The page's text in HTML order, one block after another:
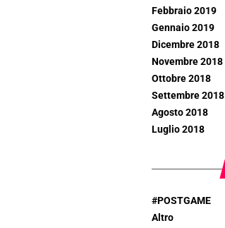
Febbraio 2019
Gennaio 2019
Dicembre 2018
Novembre 2018
Ottobre 2018
Settembre 2018
Agosto 2018
Luglio 2018
#POSTGAME
Altro